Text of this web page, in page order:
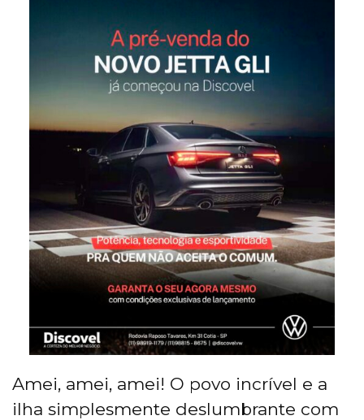
Amei, amei, amei! O povo incrível e a
ilha simplesmente deslumbrante com